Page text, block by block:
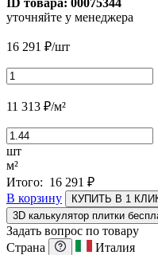
уточняйте у менеджера
16 291 ₽/шт
11 313 ₽/м²
шт
м²
Итого: 16 291 ₽
В корзину
КУПИТЬ В 1
3D калькулятор плитки
Задать вопрос по товару
Страна
Италия